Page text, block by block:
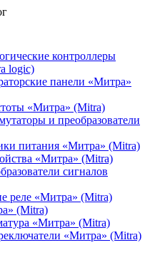
контроллеры
logic)
панели «Митра»
«Митра» (Mitra)
и преобразователи
питания «Митра» (Mitra)
«Митра» (Mitra)
сигналов
реле «Митра» (Mitra)
(Mitra)
«Митра» (Mitra)
«Митра» (Mitra)